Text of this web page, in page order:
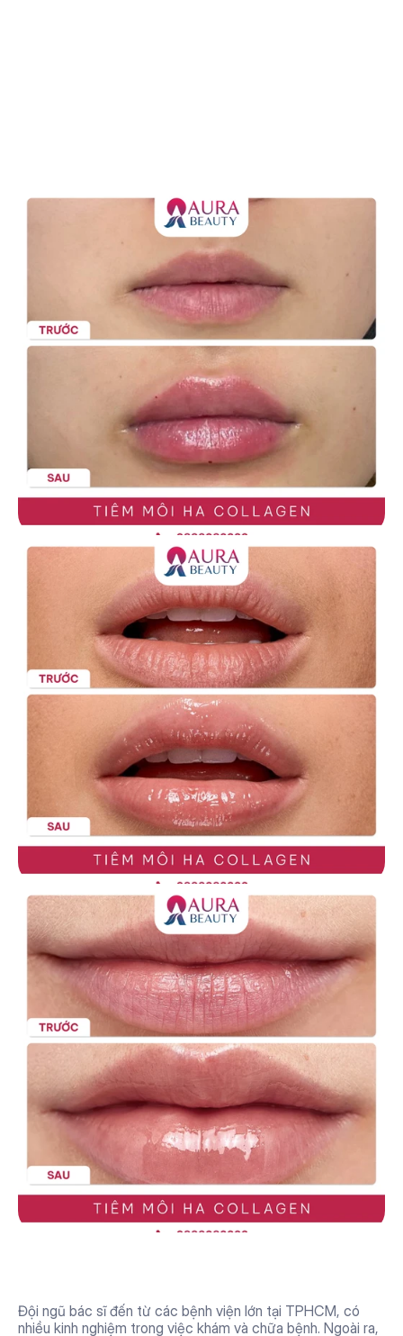
hàng
kinh nghiệm
Đội ngũ bác sĩ đến từ các bệnh viện lớn tại TPHCM, có
nhiều kinh nghiệm trong việc khám và chữa bệnh. Ngoài ra,